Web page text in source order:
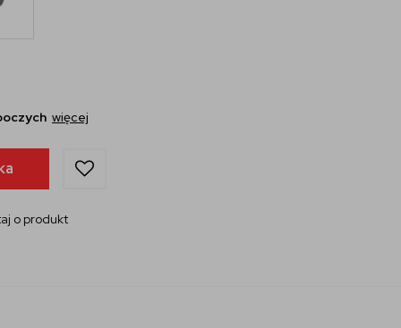
więcej
o produkt